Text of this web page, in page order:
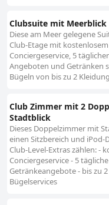
Clubsuite mit Meerblick
Diese am Meer gelegene
Club-Etage mit
Conciergeservice, 5
Angeboten und Getränken
Bügeln von bis zu 2
Club Zimmer mit 2
Stadtblick
Dieses Doppelzimmer mit
einen Sitzbereich und iPod-
Club-Level-Extras zählen: -
Conciergeservice - 5
Getränkeangebote - bis zu
Bügelservices